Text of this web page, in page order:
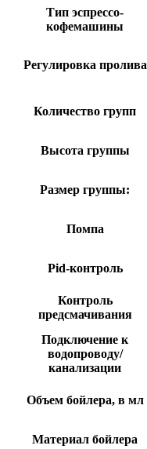
Тип эспрессо-
кофемашины
Регулировка пролива
Количество групп
Высота группы
Размер группы:
Помпа
Pid-контроль
Контроль
предсмачивания
Подключение к
водопроводу/
канализации
Объем бойлера, в мл
Материал бойлера